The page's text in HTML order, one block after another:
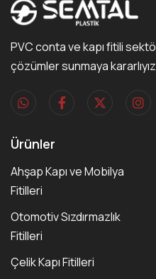
PVC conta ve kapı fitili
çözümler sunmaya
Ürünler
Ahşap Kapı ve Mobilya
Fitilleri
Otomotiv Sızdırmazlık
Fitilleri
Çelik Kapı Fitilleri